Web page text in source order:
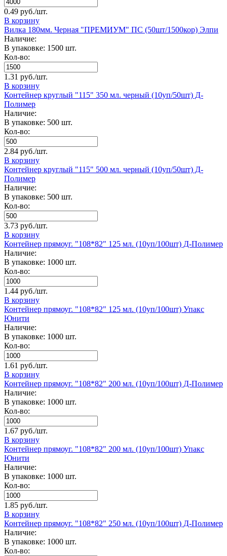
0.49 руб./шт.
В корзину
Вилка 180мм. Черная "ПРЕМИУМ" ПС (50шт/1500кор) Элпи
Наличие:
В упаковке: 1500 шт.
Кол-во:
1.31 руб./шт.
В корзину
Контейнер круглый "115" 350 мл. черный (10уп/50шт) Д-
Полимер
Наличие:
В упаковке: 500 шт.
Кол-во:
2.84 руб./шт.
В корзину
Контейнер круглый "115" 500 мл. черный (10уп/50шт) Д-
Полимер
Наличие:
В упаковке: 500 шт.
Кол-во:
3.73 руб./шт.
В корзину
Контейнер прямоуг. "108*82" 125 мл. (10уп/100шт) Д-Полимер
Наличие:
В упаковке: 1000 шт.
Кол-во:
1.44 руб./шт.
В корзину
Контейнер прямоуг. "108*82" 125 мл. (10уп/100шт) Упакс
Юнити
Наличие:
В упаковке: 1000 шт.
Кол-во:
1.61 руб./шт.
В корзину
Контейнер прямоуг. "108*82" 200 мл. (10уп/100шт) Д-Полимер
Наличие:
В упаковке: 1000 шт.
Кол-во:
1.67 руб./шт.
В корзину
Контейнер прямоуг. "108*82" 200 мл. (10уп/100шт) Упакс
Юнити
Наличие:
В упаковке: 1000 шт.
Кол-во:
1.85 руб./шт.
В корзину
Контейнер прямоуг. "108*82" 250 мл. (10уп/100шт) Д-Полимер
Наличие:
В упаковке: 1000 шт.
Кол-во: